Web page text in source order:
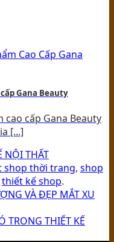
Gana Beauty
cấp Gana Beauty
[...]
NỘI THẤT
shop thời trang, shop
thiết kế shop.
VÀ ĐẸP MẮT XU
TRONG THIẾT KẾ